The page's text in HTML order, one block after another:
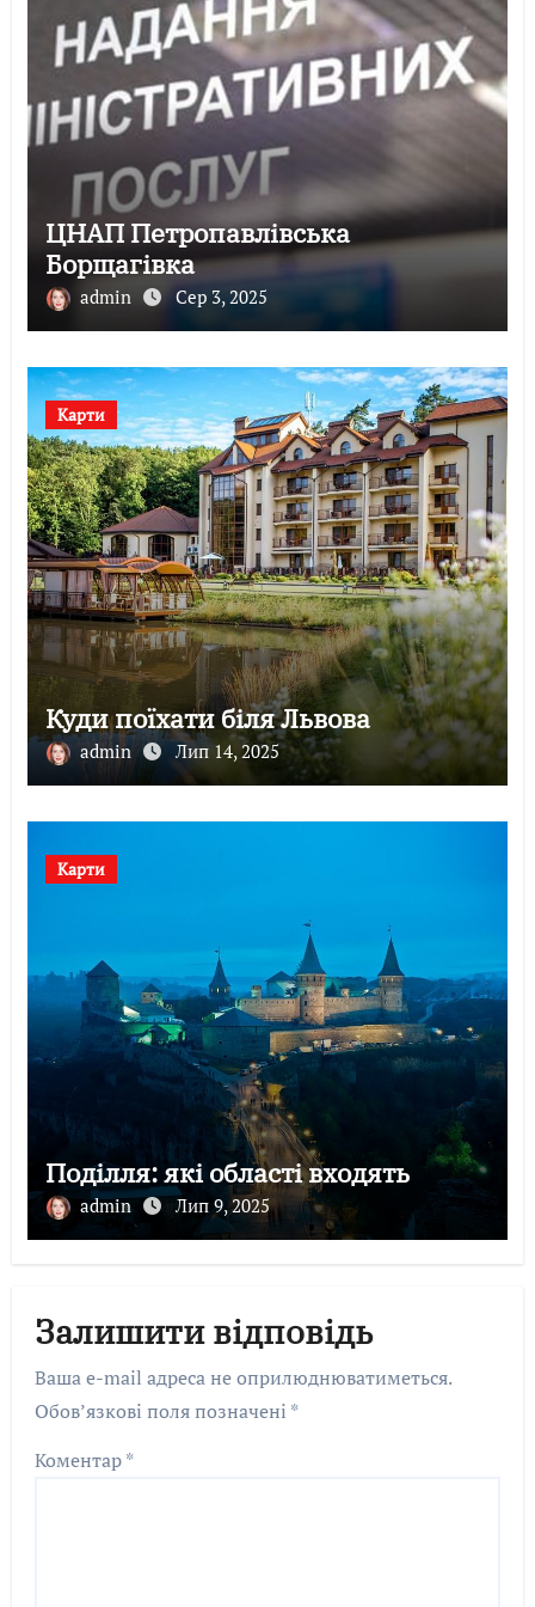
ЦНАП Петропавлівська
Борщагівка
admin Сер 3, 2025
Карти
Куди поїхати біля Львова
admin Лип 14, 2025
Карти
Поділля: які області входять
admin Лип 9, 2025
Залишити відповідь
Ваша e-mail адреса не оприлюднюватиметься.
Обов’язкові поля позначені *
Коментар*